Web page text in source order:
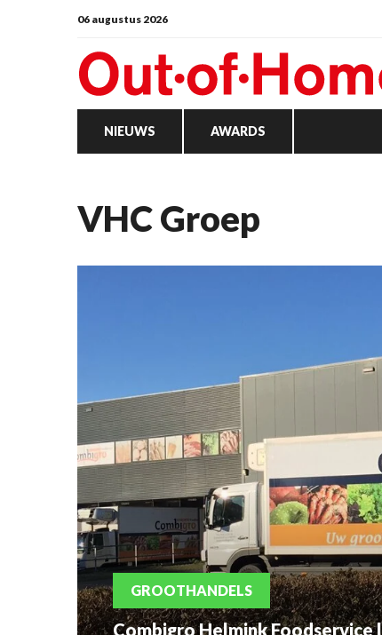
06 augustus 2026
NIEUWS AWARDS
VHC Groep
GROOTHANDELS
Combigro Helmink Foodservice